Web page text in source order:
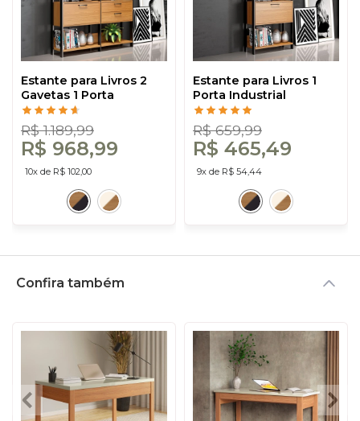
Estante para Livros 2
Gavetas 1 Porta
Industrial Freijó/Preto -
Dalla Costa
R$ 1.189,99
R$ 968,99
10x de R$ 102,00
Estante para Livros 1
Porta Industrial
Freijó/Preto - Dalla
Costa
R$ 659,99
R$ 465,49
9x de R$ 54,44
Confira também